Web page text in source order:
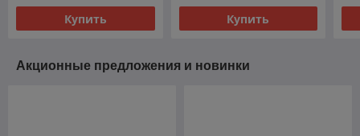
Купить Купить
Акционные предложения и новинки